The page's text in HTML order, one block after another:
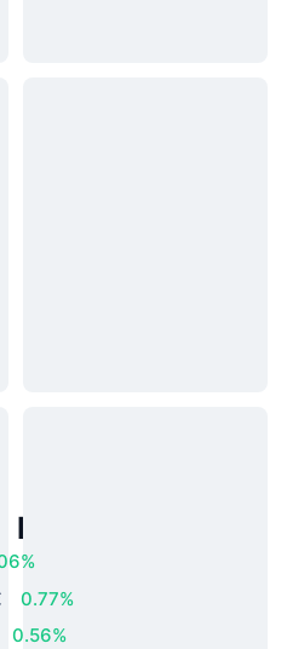
Populaires
0.77%
0.56%